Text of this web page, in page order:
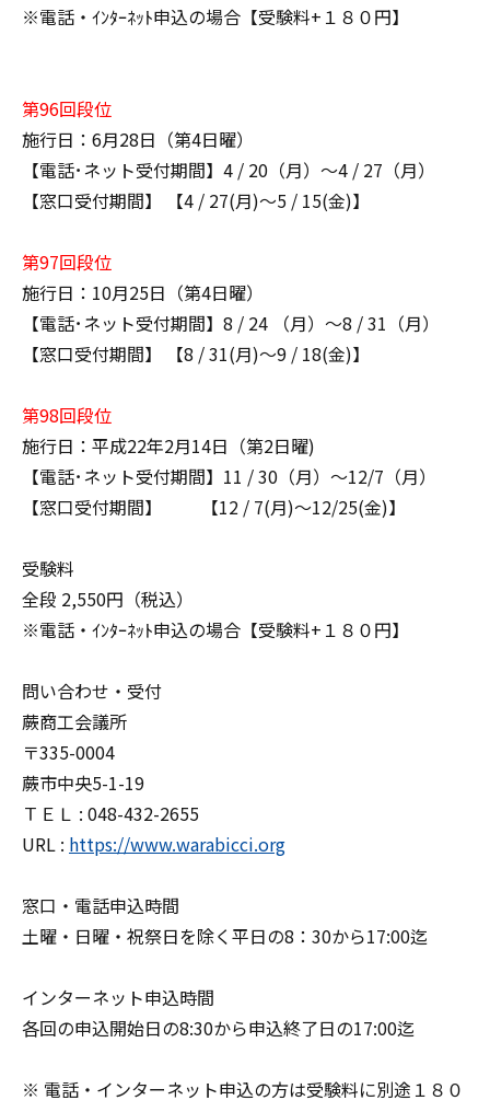
※電話・ｲﾝﾀｰﾈｯﾄ申込の場合【受験料+１８０円】
第96回段位
施行日：6月28日（第4日曜）
【電話･ネット受付期間】4 / 20（月）～4 / 27（月）
【窓口受付期間】 【4 / 27(月)～5 / 15(金)】
第97回段位
施行日：10月25日（第4日曜）
【電話･ネット受付期間】8 / 24 （月）～8 / 31（月）
【窓口受付期間】 【8 / 31(月)～9 / 18(金)】
第98回段位
施行日：平成22年2月14日（第2日曜)
【電話･ネット受付期間】11 / 30（月）～12/7（月）
【窓口受付期間】 【12 / 7(月)～12/25(金)】
受験料
全段 2,550円（税込）
※電話・ｲﾝﾀｰﾈｯﾄ申込の場合【受験料+１８０円】
問い合わせ・受付
蕨商工会議所
〒335-0004
蕨市中央5-1-19
ＴＥＬ : 048-432-2655
URL : https://www.warabicci.org
窓口・電話申込時間
土曜・日曜・祝祭日を除く平日の8：30から17:00迄
インターネット申込時間
各回の申込開始日の8:30から申込終了日の17:00迄
※ 電話・インターネット申込の方は受験料に別途１８０